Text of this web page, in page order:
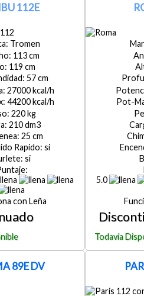
112E
Tromen
113
119
57
27000
44200
220
210
25
si
si
Leña
5.0
89E DV